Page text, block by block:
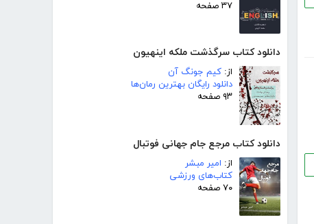
۳۷ صفحه
دانلود کتاب سرگذشت ملکه اینهیون
از: کیم جونگ آن
دانلود رایگان بهترین رمان‌ها
۹۳ صفحه
دانلود کتاب مرجع جام جهانی فوتبال
از: امیر مبشر
کتاب‌های ورزشی
۷۰ صفحه